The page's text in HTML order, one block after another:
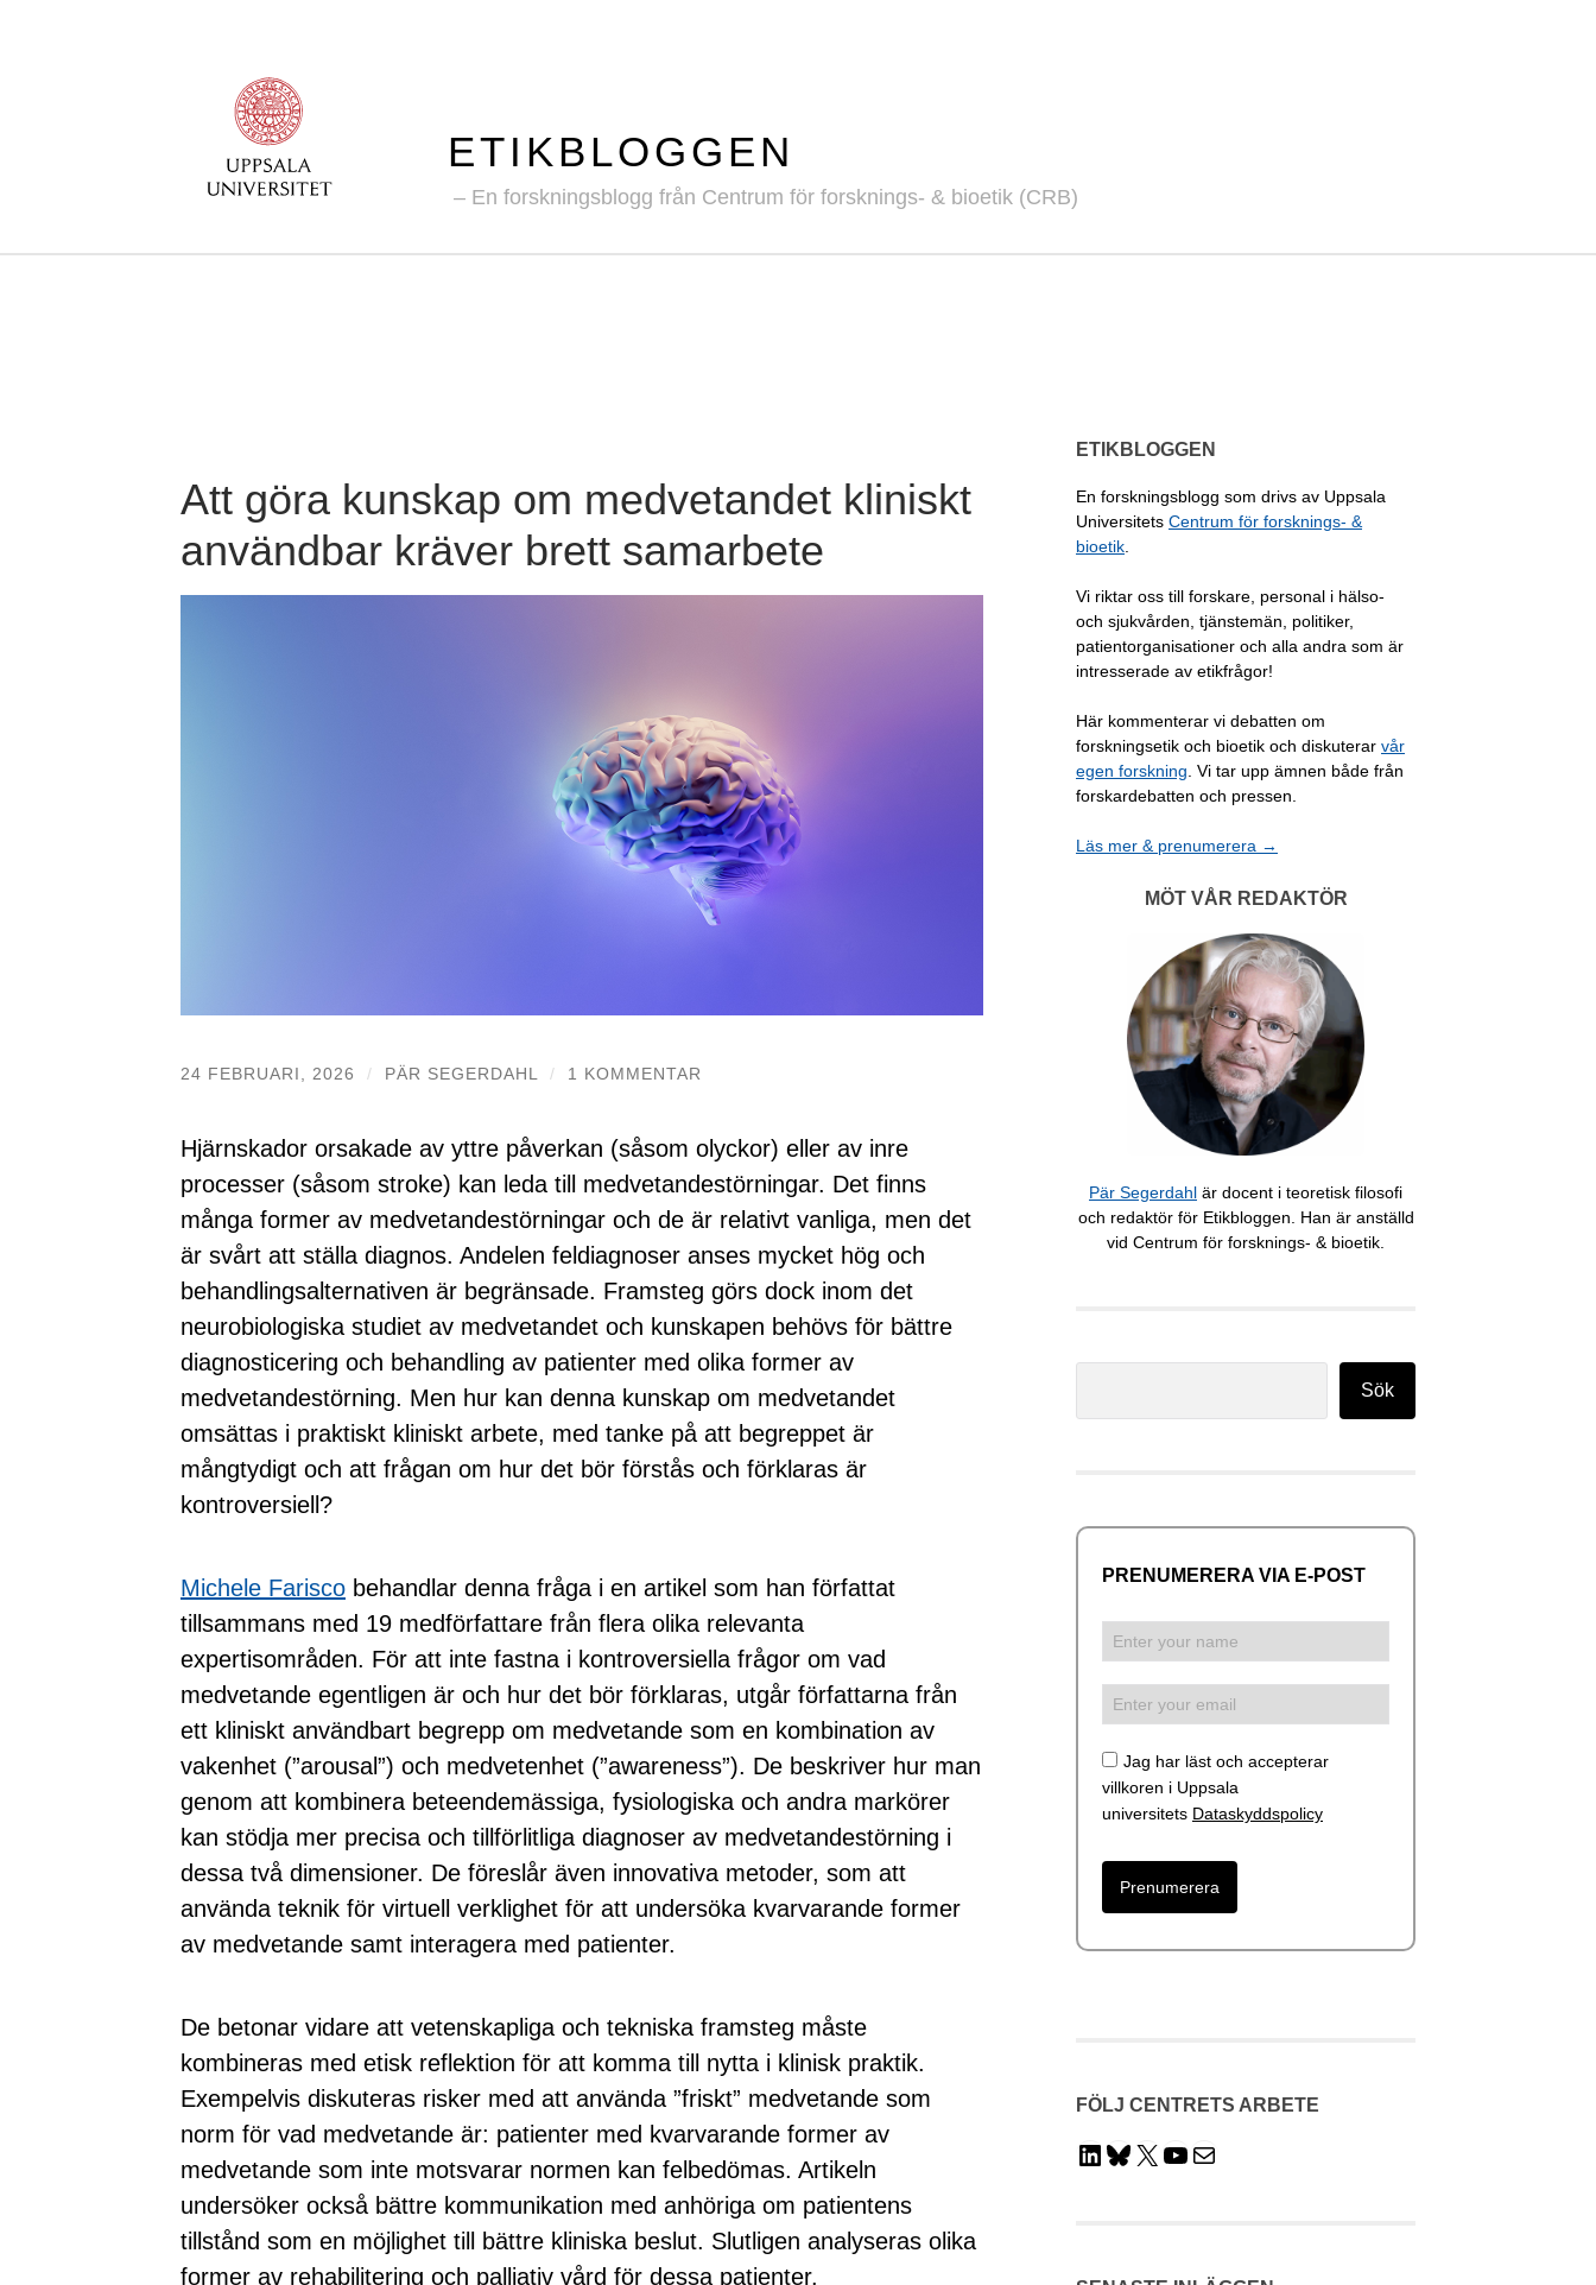
ETIKBLOGGEN
En forskningsblogg från Centrum för forsknings- & bioetik (CRB)
Att göra kunskap om medvetandet kliniskt
användbar kräver brett samarbete
24 FEBRUARI, 2026 / PÄR SEGERDAHL / 1 KOMMENTAR
Hjärnskador orsakade av yttre påverkan (såsom olyckor) eller av inre
processer (såsom stroke) kan leda till medvetandestörningar. Det finns
många former av medvetandestörningar och de är relativt vanliga, men det
är svårt att ställa diagnos. Andelen feldiagnoser anses mycket hög och
behandlingsalternativen är begränsade. Framsteg görs dock inom det
neurobiologiska studiet av medvetandet och kunskapen behövs för bättre
diagnosticering och behandling av patienter med olika former av
medvetandestörning. Men hur kan denna kunskap om medvetandet
omsättas i praktiskt kliniskt arbete, med tanke på att begreppet är
mångtydigt och att frågan om hur det bör förstås och förklaras är
kontroversiell?
Michele Farisco behandlar denna fråga i en artikel som han författat
tillsammans med 19 medförfattare från flera olika relevanta
expertisområden. För att inte fastna i kontroversiella frågor om vad
medvetande egentligen är och hur det bör förklaras, utgår författarna från
ett kliniskt användbart begrepp om medvetande som en kombination av
vakenhet (”arousal”) och medvetenhet (”awareness”). De beskriver hur man
genom att kombinera beteendemässiga, fysiologiska och andra markörer
kan stödja mer precisa och tillförlitliga diagnoser av medvetandestörning i
dessa två dimensioner. De föreslår även innovativa metoder, som att
använda teknik för virtuell verklighet för att undersöka kvarvarande former
av medvetande samt interagera med patienter.
De betonar vidare att vetenskapliga och tekniska framsteg måste
kombineras med etisk reflektion för att komma till nytta i klinisk praktik.
Exempelvis diskuteras risker med att använda ”friskt” medvetande som
norm för vad medvetande är: patienter med kvarvarande former av
medvetande som inte motsvarar normen kan felbedömas. Artikeln
undersöker också bättre kommunikation med anhöriga om patientens
tillstånd som en möjlighet till bättre kliniska beslut. Slutligen analyseras olika
former av rehabilitering och palliativ vård för dessa patienter.
ETIKBLOGGEN
En forskningsblogg som drivs av Uppsala
Universitets Centrum för forsknings- &
bioetik
Vi riktar oss till forskare, personal i hälso-
och sjukvården, tjänstemän, politiker,
patientorganisationer och alla andra som är
intresserade av etikfrågor!
Här kommenterar vi debatten om
forskningsetik och bioetik och diskuterar vår
egen forskning . Vi tar upp ämnen både från
forskardebatten och pressen.
Läs mer & prenumerera →
MÖT VÅR REDAKTÖR
Pär Segerdahl är docent i teoretisk filosofi
och redaktör för Etikbloggen. Han är anställd
vid Centrum för forsknings- & bioetik.
Sök
PRENUMERERA VIA E-POST
Jag har läst och accepterar
villkoren i Uppsala
universitets Dataskyddspolicy
FÖLJ CENTRETS ARBETE
LinkedIn
Bluesky
X YouTube
E-Post